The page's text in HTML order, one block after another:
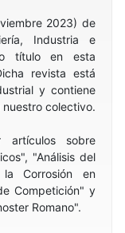
2023) de
Industria e
título en esta
revista está
y contiene
colectivo.
artículos sobre
"Análisis del
la Corrosión en
Competición" y
Romano".